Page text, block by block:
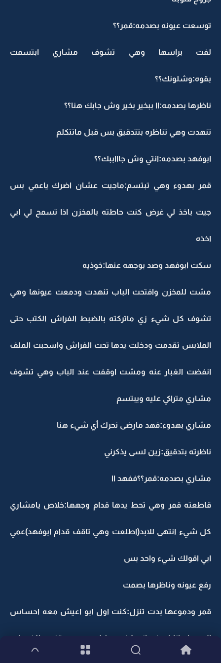
توسعت عيونه بصدمه:قمر؟؟
لفت براسها وهي تشوف مشاري ابتسمت
بقوه:وشلونك؟؟
ناظرها بصدمه:اا ببخير بخير وش جابك هنا؟؟
تنهدت وهي تناظره بتتدقيق بس قبل ماتتكلم
ابوفهد بصدمه:انتي وش جاااببك؟؟
قمر بهدوء وهي تبتسم:ماجيت عشان اضرك ياعمي بس
جيت باخذ لي غرض كنت حاطته بالمخزن اذا تسمح لي ابي
اخذه
سكت ابوفهد وصد بوجهه عنها:خوذيه
مشت للمخزن وافتحت الباب تنهدت ودمعت عيونها وهي
تشوف كل شيء زي ماتركته بالضبط الفراش الكتب حتى
الملابس تقدمت ودخلت يدها تحت الفراش واسحبت الملف
انفضت الغبار عنه ومشت اوقفت عند الباب وهي تشوف
مشاري متراكي عليه ويبتسم
مشاري بهدوء:فهد مارضى نحرك أي شيء هنا
ناظرته بتدقيق:زين لسى يذكرني
مشاري بصدمه:قمر؟؟ففهد اا
قاطعته قمر وهي تحط يدها قدام وجهها:خلاص يامشاري
كل شيء انتهى للابد(اطلعت وهي تاقف قدام ابوفهد)عمي
ابي اقولك شيء واحد بس
رفع عيونه وناظرها بصمت
قمر ودموعها بدت تنزل:كنت اول ابو اعيش معه احساس
الابوه اه انا اسفه اني كذبت عليك بس صدقني ماكنت ابي